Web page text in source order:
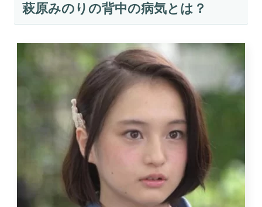
萩原みのりの背中の病気とは？